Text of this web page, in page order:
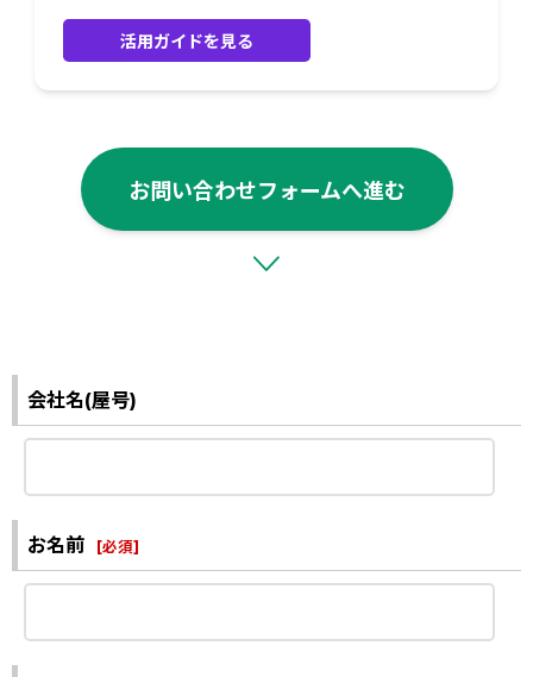
活用ガイドを見る
お問い合わせフォームへ進む
会社名(屋号)
お名前 [必須]